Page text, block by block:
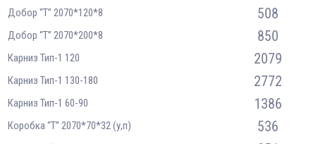
Добор “Т” 2070*120*8 508
Добор “Т” 2070*200*8 850
Карниз Тип-1 120 2079
Карниз Тип-1 130-180 2772
Карниз Тип-1 60-90 1386
Коробка “Т” 2070*70*32 (у,п) 536